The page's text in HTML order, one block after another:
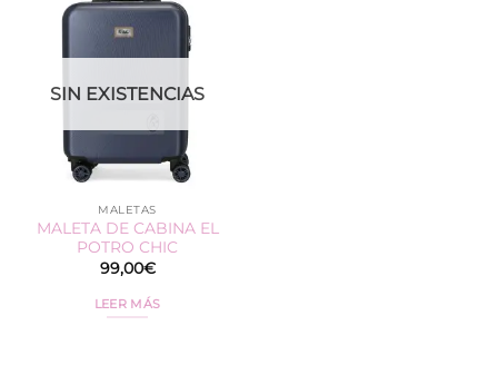
SIN EXISTENCIAS
MALETAS
MALETA DE CABINA EL
POTRO CHIC
99,00€
LEER MÁS